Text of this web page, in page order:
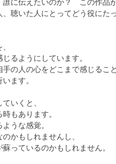
聴いた人にとってどう役にた
るようにしています。
の人の心をどこまで感じるこ
ます。
いくと、
もあります。
うな感覚。
かもしれませんし、
っているのかもしれません。